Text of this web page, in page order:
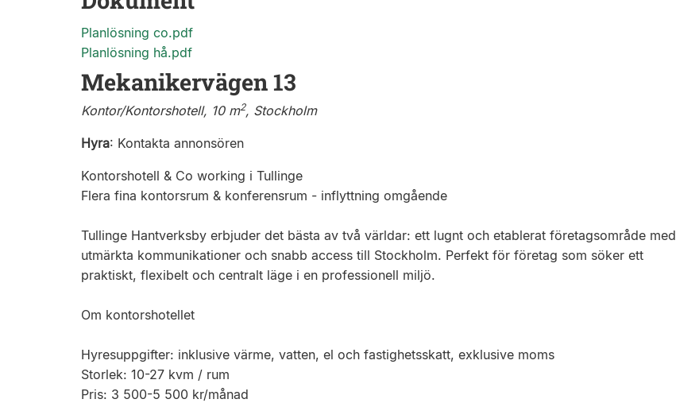
Planlösning co.pdf
Planlösning hå.pdf
Mekanikervägen 13
Kontor/Kontorshotell, 10 m2, Stockholm
Hyra: Kontakta annonsören
Kontorshotell & Co working i Tullinge
Flera fina kontorsrum & konferensrum - inflyttning omgående
Tullinge Hantverksby erbjuder det bästa av två världar: ett lugnt och etablerat företagsområde med
utmärkta kommunikationer och snabb access till Stockholm. Perfekt för företag som söker ett
praktiskt, flexibelt och centralt läge i en professionell miljö.
Om kontorshotellet
Hyresuppgifter: inklusive värme, vatten, el och fastighetsskatt, exklusive moms
Storlek: 10-27 kvm / rum
Pris: 3 500-5 500 kr/månad